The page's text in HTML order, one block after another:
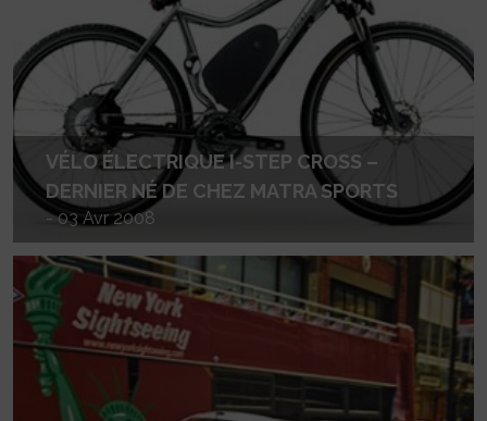
VÉLO ÉLECTRIQUE I-STEP CROSS –
DERNIER NÉ DE CHEZ MATRA SPORTS
- 03 Avr 2008